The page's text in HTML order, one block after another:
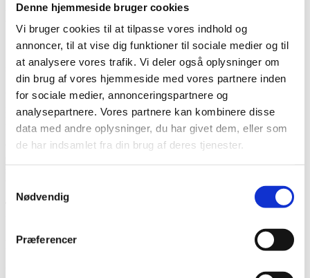
Denne hjemmeside bruger cookies
Vi bruger cookies til at tilpasse vores indhold og
annoncer, til at vise dig funktioner til sociale medier og til
at analysere vores trafik. Vi deler også oplysninger om
din brug af vores hjemmeside med vores partnere inden
for sociale medier, annonceringspartnere og
analysepartnere. Vores partnere kan kombinere disse
data med andre oplysninger, du har givet dem, eller som
de har indsamlet fra din brug af deres tjenester.
Nødvendig
Præferencer
Biler til salg
Stort lager og mulighed for
specialbestilling
Vi tilsigter at have et lager på 15-20 biler af alle gængse mærker og
modeller som der grundet vores benhårde prispolitik omsættes
hurtigt og mange af dem allerede før bilerne kommer hjem.
Ønsker du en anden bil, andet mærke i anden farve med andet
Tyskebilpriser.dk
er din 100 % sikkerhed for en handel du kan
Personlig kontakt er vores prioritet
Vi lægger stor vægt på den personlige dialog med dig som kunde.